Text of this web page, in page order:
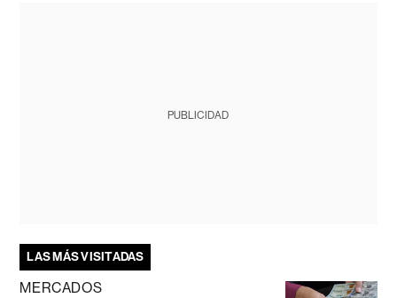
PUBLICIDAD
LAS MÁS VISITADAS
MERCADOS